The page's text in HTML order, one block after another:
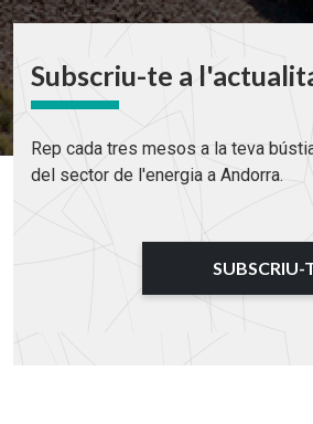
Subscriu-te a
Rep cada tres mesos a la teva
del sector de l'energia a Andorra.
SUBSCRIU-